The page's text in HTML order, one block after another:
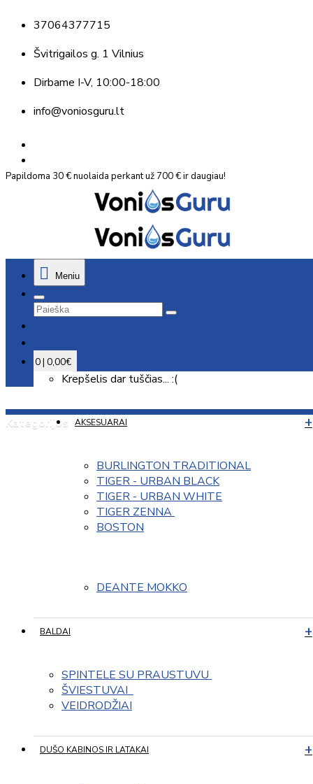
37064377715
Švitrigailos g. 1 Vilnius
Dirbame I-V, 10:00-18:00
info@voniosguru.lt
Papildoma 30 € nuolaida perkant už 700 € ir daugiau!
Meniu
0 | 0,00€
Krepšelis dar tuščias... :(
Kategorijos AKSESUARAI
BURLINGTON TRADITIONAL
TIGER - URBAN BLACK
TIGER - URBAN WHITE
TIGER ZENNA
BOSTON
DEANTE MOKKO
BALDAI
SPINTELE SU PRAUSTUVU
ŠVIESTUVAI
VEIDRODŽIAI
DUŠO KABINOS IR LATAKAI